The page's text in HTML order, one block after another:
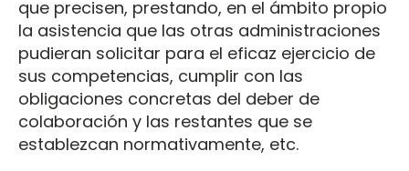
que precisen, prestando, en el ámbito propio
la asistencia que las otras administraciones
pudieran solicitar para el eficaz ejercicio de
sus competencias, cumplir con las
obligaciones concretas del deber de
colaboración y las restantes que se
establezcan normativamente, etc.